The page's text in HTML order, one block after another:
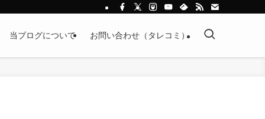
当ブログについて お問い合わせ（タレコミ）